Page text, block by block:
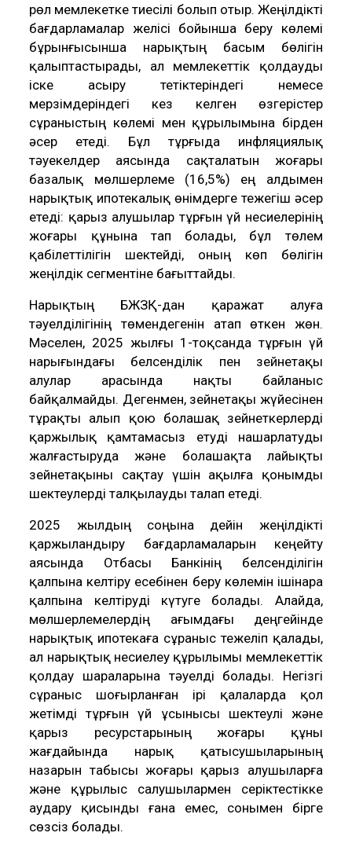
рөл мемлекетке тиесілі болып отыр. Жеңілдікті
бағдарламалар желісі бойынша беру көлемі
бұрынғысынша нарықтың басым бөлігін
қалыптастырады, ал мемлекеттік қолдауды
іске асыру тетіктеріндегі немесе
мерзімдеріндегі кез келген өзгерістер
сұраныстың көлемі мен құрылымына бірден
әсер етеді. Бұл тұрғыда инфляциялық
тәуекелдер аясында сақталатын жоғары
базалық мөлшерлеме (16,5%) ең алдымен
нарықтық ипотекалық өнімдерге тежегіш әсер
етеді: қарыз алушылар тұрғын үй несиелерінің
жоғары құнына тап болады, бұл төлем
қабілеттілігін шектейді, оның көп бөлігін
жеңілдік сегментіне бағыттайды.
Нарықтың БЖЗҚ-дан қаражат алуға
тәуелділігінің төмендегенін атап өткен жөн.
Мәселен, 2025 жылғы 1-тоқсанда тұрғын үй
нарығындағы белсенділік пен зейнетақы
алулар арасында нақты байланыс
байқалмайды. Дегенмен, зейнетақы жүйесінен
тұрақты алып қою болашақ зейнеткерлерді
қаржылық қамтамасыз етуді нашарлатуды
жалғастыруда және болашақта лайықты
зейнетақыны сақтау үшін ақылға қонымды
шектеулерді талқылауды талап етеді.
2025 жылдың соңына дейін жеңілдікті
қаржыландыру бағдарламаларын кеңейту
аясында Отбасы Банкінің белсенділігін
қалпына келтіру есебінен беру көлемін ішінара
қалпына келтіруді күтуге болады. Алайда,
мөлшерлемелердің ағымдағы деңгейінде
нарықтық ипотекаға сұраныс тежеліп қалады,
ал нарықтық несиелеу құрылымы мемлекеттік
қолдау шараларына тәуелді болады. Негізгі
сұраныс шоғырланған ірі қалаларда қол
жетімді тұрғын үй ұсынысы шектеулі және
қарыз ресурстарының жоғары құны
жағдайында нарық қатысушыларының
назарын табысы жоғары қарыз алушыларға
және құрылыс салушылармен серіктестікке
аудару қисынды ғана емес, сонымен бірге
сөзсіз болады.